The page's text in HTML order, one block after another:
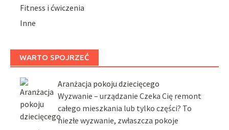
Fitness i ćwiczenia
Inne
WARTO SPOJRZEĆ
Aranżacja pokoju dziecięcego
Wyzwanie – urządzanie Czeka Cię remont
całego mieszkania lub tylko części? To
niezłe wyzwanie, zwłaszcza pokoje